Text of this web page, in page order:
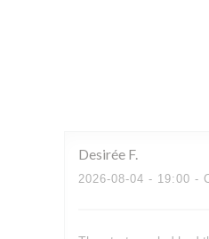
Desirée F
2026-08-04 - 19:00 -